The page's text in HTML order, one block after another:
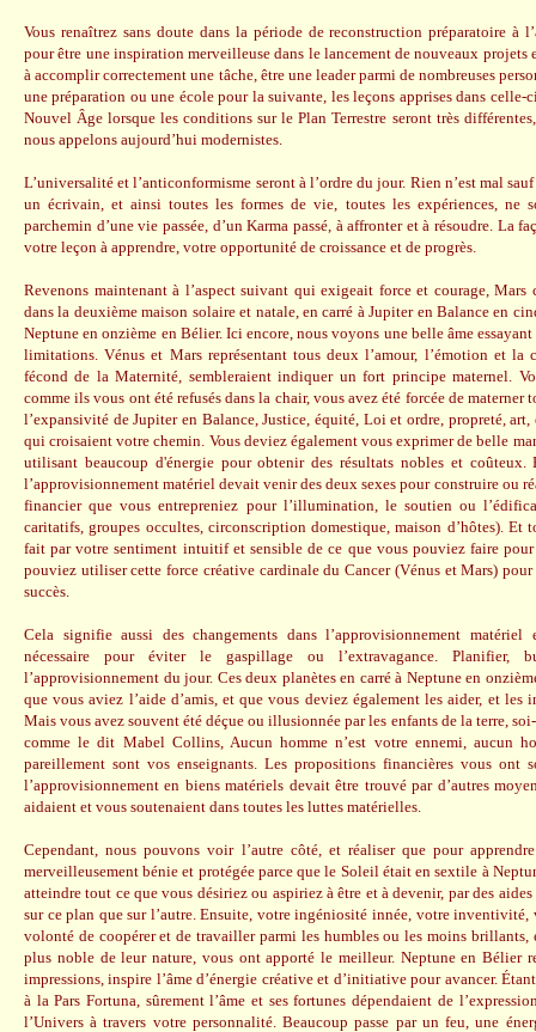
Vous renaîtrez sans doute dans la période de reconstruction préparatoire à
pour être une inspiration merveilleuse dans le lancement de nouveaux projets
à accomplir correctement une tâche, être une leader parmi de nombreuses
une préparation ou une école pour la suivante, les leçons apprises dans
Nouvel Âge lorsque les conditions sur le Plan Terrestre seront très
nous appelons aujourd’hui modernistes.
L’universalité et l’anticonformisme seront à l’ordre du jour. Rien n’est mal
un écrivain, et ainsi toutes les formes de vie, toutes les expériences, ne
parchemin d’une vie passée, d’un Karma passé, à affronter et à résoudre. La
votre leçon à apprendre, votre opportunité de croissance et de progrès.
Revenons maintenant à l’aspect suivant qui exigeait force et courage,
dans la deuxième maison solaire et natale, en carré à Jupiter en Balance en
Neptune en onzième en Bélier. Ici encore, nous voyons une belle âme essayant
limitations. Vénus et Mars représentant tous deux l’amour, l’émotion et la
fécond de la Maternité, sembleraient indiquer un fort principe maternel.
comme ils vous ont été refusés dans la chair, vous avez été forcée de materner
l’expansivité de Jupiter en Balance, Justice, équité, Loi et ordre, propreté,
qui croisaient votre chemin. Vous deviez également vous exprimer de belle
utilisant beaucoup d'énergie pour obtenir des résultats nobles et coûteux.
l’approvisionnement matériel devait venir des deux sexes pour construire ou
financier que vous entrepreniez pour l’illumination, le soutien ou
caritatifs, groupes occultes, circonscription domestique, maison d’hôtes). Et
fait par votre sentiment intuitif et sensible de ce que vous pouviez faire pour
pouviez utiliser cette force créative cardinale du Cancer (Vénus et Mars)
succès.
Cela signifie aussi des changements dans l’approvisionnement
nécessaire pour éviter le gaspillage ou l’extravagance.
l’approvisionnement du jour. Ces deux planètes en carré à Neptune en
que vous aviez l’aide d’amis, et que vous deviez également les aider, et les
Mais vous avez souvent été déçue ou illusionnée par les enfants de la terre,
comme le dit Mabel Collins, Aucun homme n’est votre ennemi, aucun
pareillement sont vos enseignants. Les propositions financières vous ont
l’approvisionnement en biens matériels devait être trouvé par d’autres
aidaient et vous soutenaient dans toutes les luttes matérielles.
Cependant, nous pouvons voir l’autre côté, et réaliser que pour
merveilleusement bénie et protégée parce que le Soleil était en sextile à
atteindre tout ce que vous désiriez ou aspiriez à être et à devenir, par des
sur ce plan que sur l’autre. Ensuite, votre ingéniosité innée, votre inventivité,
volonté de coopérer et de travailler parmi les humbles ou les moins brillants,
plus noble de leur nature, vous ont apporté le meilleur. Neptune en Bélier
impressions, inspire l’âme d’énergie créative et d’initiative pour avancer.
à la Pars Fortuna, sûrement l’âme et ses fortunes dépendaient de
l’Univers à travers votre personnalité. Beaucoup passe par un feu, une